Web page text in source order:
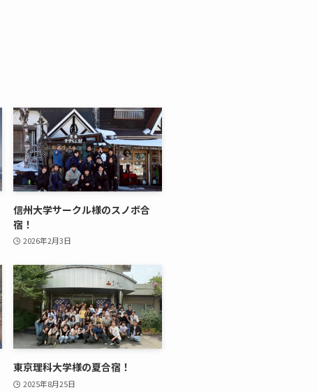
信州大学サークル様のスノボ合
宿！
2026年2月3日
東京理科大学様の夏合宿！
2025年8月25日